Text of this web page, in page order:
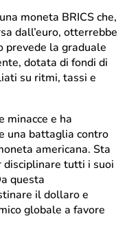
moneta BRICS che,
dall’euro, otterrebbe
prevede la graduale
dotata di fondi di
su ritmi, tassi e
minacce e ha
una battaglia contro
americana. Sta
disciplinare tutti i suoi
questa
il dollaro e
globale a favore